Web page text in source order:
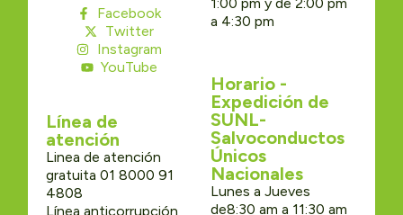
Facebook
Twitter
Instagram
YouTube
Línea de
atención
Linea de atención
gratuita 01 8000 91
4808
Línea anticorrupción
a 4:30 pm
Horario -
Expedición de
SUNL-
Salvoconductos
Únicos
Nacionales
Lunes a Jueves
de8:30 am a 11:30 am